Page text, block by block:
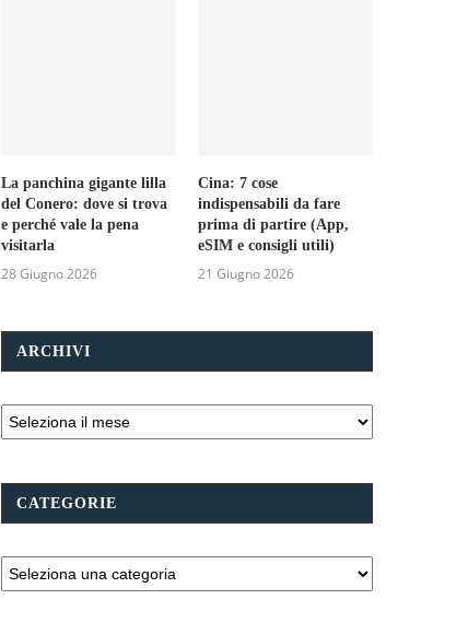
La panchina gigante lilla
del Conero: dove si trova
e perché vale la pena
visitarla
28 Giugno 2026
Cina: 7 cose
indispensabili da fare
prima di partire (App,
eSIM e consigli utili)
21 Giugno 2026
ARCHIVI
CATEGORIE